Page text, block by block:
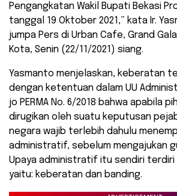
Pengangkatan Wakil Bupati Bekasi
tanggal 19 Oktober 2021,” kata Ir.
jumpa Pers di Urban Cafe, Grand
Kota, Senin (22/11/2021) siang.
Yasmanto menjelaskan, keberatan
dengan ketentuan dalam UU
jo PERMA No. 6/2018 bahwa apabila
dirugikan oleh suatu keputusan
negara wajib terlebih dahulu
administratif, sebelum mengajukan
Upaya administratif itu sendiri terdiri
yaitu: keberatan dan banding.